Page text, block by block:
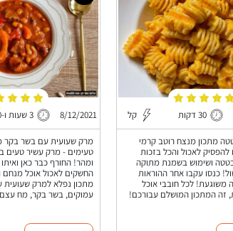
30 דקות קל
מתכון מנצח רוטב קרמי
לאכול והכל בזכות
ושימוש בשמנת מתוקה
כנסו עקבו אחר ההוראות
משוגעת! לכל חובבי אוכל
זה המתכון המושלם עבורכם!
8/12/2021 3 שעות ו-30 דקות
מרק שעועית עם בשר בקר
טעימים - מרק עשיר טעים
ומהר! החורף כבר כאן
החשקים לאכול אוכל מנחם
מתכון נפלא למרק
עמוקים, בשר בקר, מח עצם